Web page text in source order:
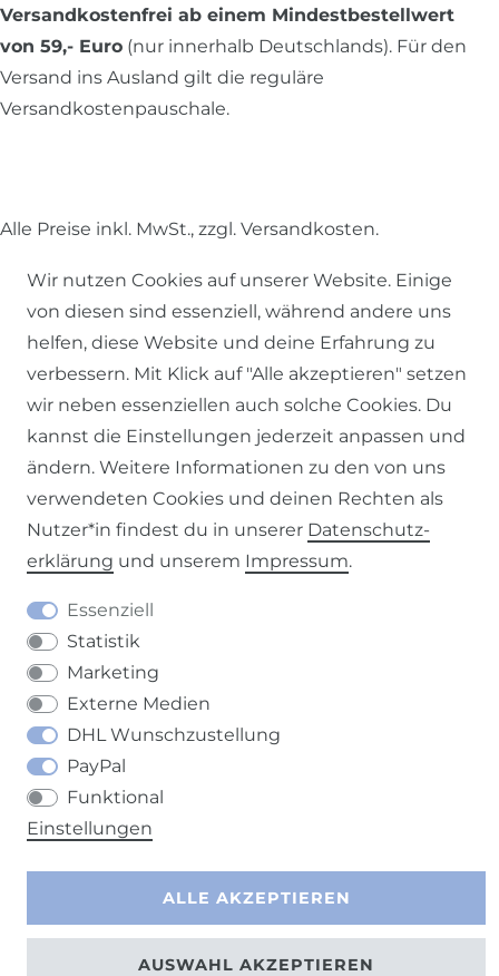
Versandkostenfrei ab einem Mindestbestellwert
von 59,- Euro (nur innerhalb Deutschlands). Für den
Versand ins Ausland gilt die reguläre
Versandkostenpauschale.
Alle Preise inkl. MwSt., zzgl. Versandkosten.
© 2026 SCHÖNER LEBEN.
Impressum Daten­schutz­erklärung AGB
Barrierefreiheitserklärung Widerrufs­recht
VERTRAG WIDERRUFEN
Wir nutzen Cookies auf unserer Website. Einige
von diesen sind essenziell, während andere uns
helfen, diese Website und deine Erfahrung zu
verbessern. Mit Klick auf "Alle akzeptieren" setzen
wir neben essenziellen auch solche Cookies. Du
kannst die Einstellungen jederzeit anpassen und
ändern. Weitere Informationen zu den von uns
verwendeten Cookies und deinen Rechten als
Nutzer*in findest du in unserer Daten­schutz­
erklärung und unserem Impressum.
Essenziell
Statistik
Marketing
Externe Medien
DHL Wunschzustellung
PayPal
Funktional
Einstellungen
ALLE AKZEPTIEREN
AUSWAHL AKZEPTIEREN